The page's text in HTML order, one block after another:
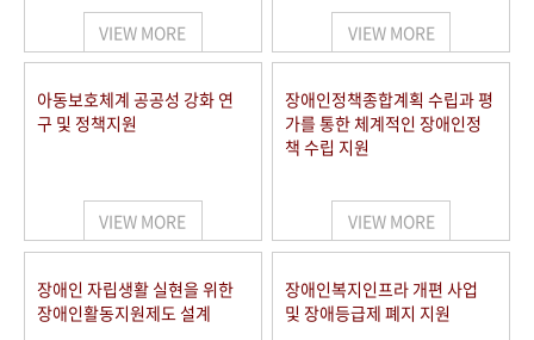
VIEW MORE VIEW MORE
아동보호체계 공공성 강화 연
구 및 정책지원
VIEW MORE
장애인정책종합계획 수립과 평
가를 통한 체계적인 장애인정
책 수립 지원
VIEW MORE
장애인 자립생활 실현을 위한
장애인활동지원제도 설계
장애인복지인프라 개편 사업
및 장애등급제 폐지 지원